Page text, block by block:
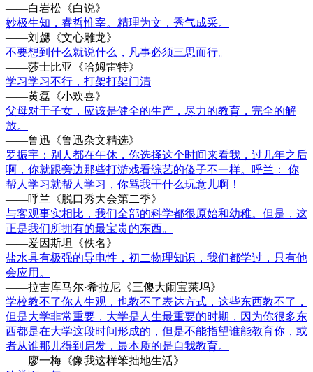
——白岩松《白说》
妙极生知，睿哲惟宰。精理为文，秀气成采。
——刘勰《文心雕龙》
不要想到什么就说什么，凡事必须三思而行。
——莎士比亚《哈姆雷特》
学习学习不行，打架打架门清
——黄磊《小欢喜》
父母对于子女，应该是健全的生产，尽力的教育，完全的解
放。
——鲁迅《鲁迅杂文精选》
罗振宇：别人都在午休，你选择这个时间来看我，过几年之后
啊，你就跟旁边那些打游戏看综艺的傻子不一样。呼兰： 你
帮人学习就帮人学习，你骂我干什么玩意儿啊！
——呼兰《脱口秀大会第二季》
与客观事实相比，我们全部的科学都很原始和幼稚。但是，这
正是我们所拥有的最宝贵的东西。
——爱因斯坦《佚名》
盐水具有极强的导电性，初二物理知识，我们都学过，只有他
会应用。
——拉吉库马尔·希拉尼《三傻大闹宝莱坞》
学校教不了你人生观，也教不了表达方式，这些东西教不了，
但是大学非常重要，大学是人生最重要的时期，因为你很多东
西都是在大学这段时间形成的，但是不能指望谁能教育你，或
者从谁那儿得到启发，最本质的是自我教育。
——廖一梅《像我这样笨拙地生活》